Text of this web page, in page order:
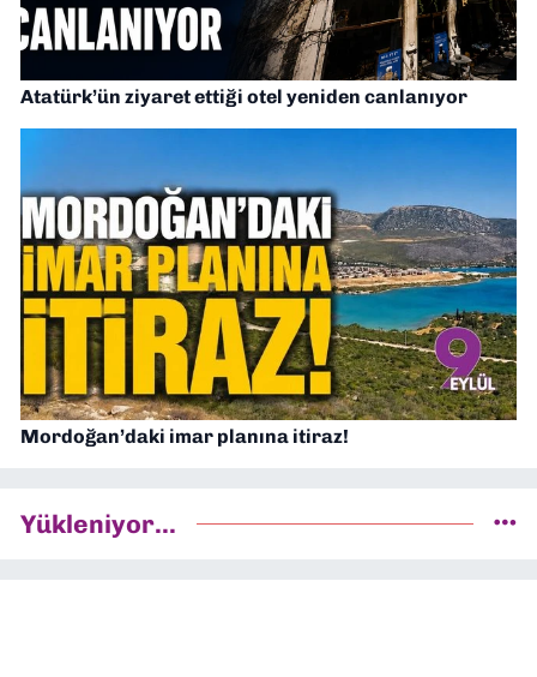
Atatürk’ün ziyaret ettiği otel yeniden canlanıyor
Mordoğan’daki imar planına itiraz!
Yükleniyor...